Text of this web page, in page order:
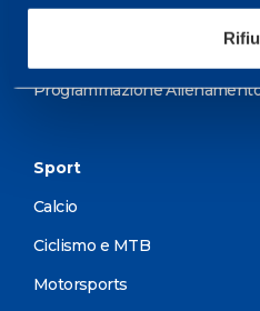
Servizi Medici
Programmazione
Sport
Calcio
Ciclismo e MTB
Motorsports